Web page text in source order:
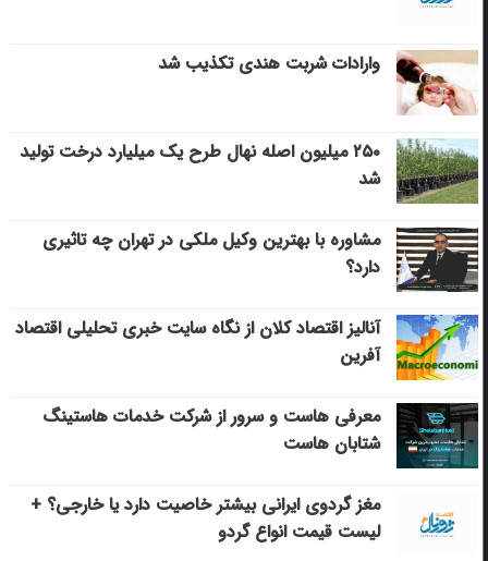
وارادات شربت هندی تکذیب شد
۲۵۰ میلیون اصله نهال طرح یک میلیارد درخت تولید
شد
مشاوره با بهترین وکیل ملکی در تهران چه تاثیری
دارد؟
آنالیز اقتصاد کلان از نگاه سایت خبری تحلیلی اقتصاد
آفرین
معرفی هاست و سرور از شرکت خدمات هاستینگ
شتابان هاست
مغز گردوی ایرانی بیشتر خاصیت دارد یا خارجی؟ +
لیست قیمت انواع گردو